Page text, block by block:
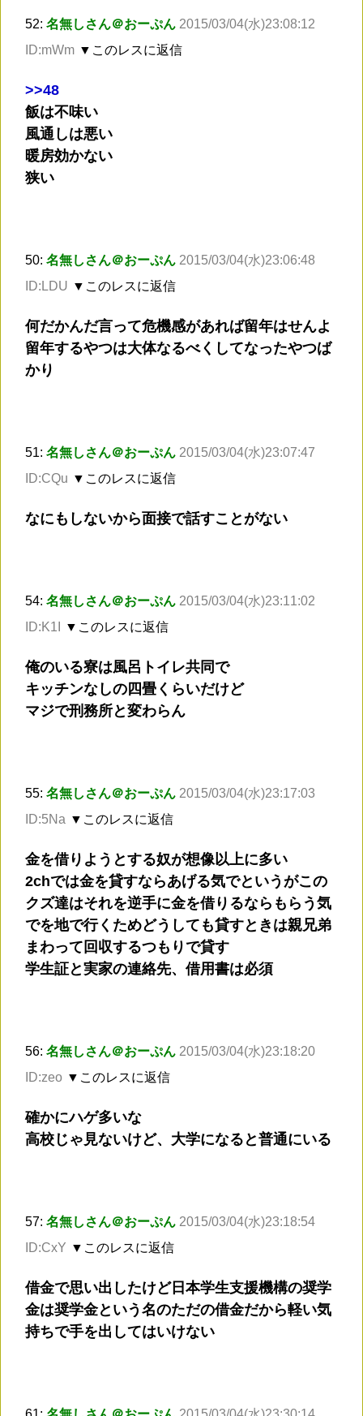
52: 名無しさん＠おーぷん 2015/03/04(水)23:08:12
ID:mWm ▼このレスに返信
>>48
飯は不味い
風通しは悪い
暖房効かない
狭い
50: 名無しさん＠おーぷん 2015/03/04(水)23:06:48
ID:LDU ▼このレスに返信
何だかんだ言って危機感があれば留年はせんよ
留年するやつは大体なるべくしてなったやつば
かり
51: 名無しさん＠おーぷん 2015/03/04(水)23:07:47
ID:CQu ▼このレスに返信
なにもしないから面接で話すことがない
54: 名無しさん＠おーぷん 2015/03/04(水)23:11:02
ID:K1I
▼このレスに返信
俺のいる寮は風呂トイレ共同で
キッチンなしの四畳くらいだけど
マジで刑務所と変わらん
55: 名無しさん＠おーぷん 2015/03/04(水)23:17:03
ID:5Na ▼このレスに返信
金を借りようとする奴が想像以上に多い
2chでは金を貸すならあげる気でというがこの
クズ達はそれを逆手に金を借りるならもらう気
でを地で行くためどうしても貸すときは親兄弟
まわって回収するつもりで貸す
学生証と実家の連絡先、借用書は必須
56: 名無しさん＠おーぷん 2015/03/04(水)23:18:20
ID:zeo ▼このレスに返信
確かにハゲ多いな
高校じゃ見ないけど、大学になると普通にいる
57: 名無しさん＠おーぷん 2015/03/04(水)23:18:54
ID:CxY ▼このレスに返信
借金で思い出したけど日本学生支援機構の奨学
金は奨学金という名のただの借金だから軽い気
持ちで手を出してはいけない